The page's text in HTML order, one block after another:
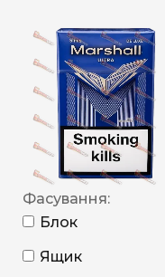
Фасування:
Блок
Ящик